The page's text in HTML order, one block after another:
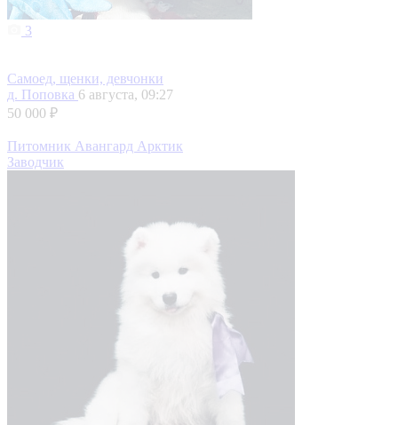
3
Самоед, щенки, девчонки
д. Поповка 6 августа, 09:27
50 000 ₽
Питомник Авангард Арктик
Заводчик